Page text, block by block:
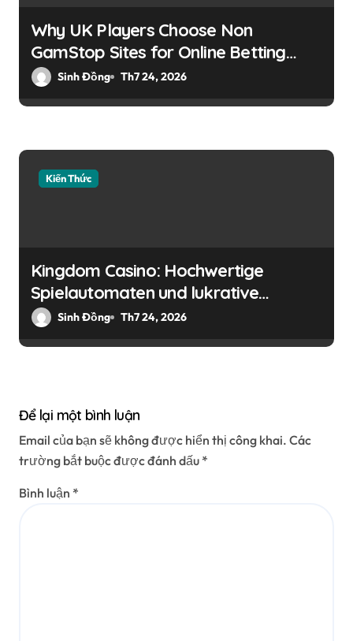
Why UK Players Choose Non
GamStop Sites for Online Betting
Flexibility
Sinh Đồng Th7 24, 2026
Kiến Thức
Kingdom Casino: Hochwertige
Spielautomaten und lukrative
Bonusangebote für deutsche Spieler
Sinh Đồng Th7 24, 2026
Để lại một bình luận
Email của bạn sẽ không được hiển thị công khai. Các
trường bắt buộc được đánh dấu *
Bình luận *